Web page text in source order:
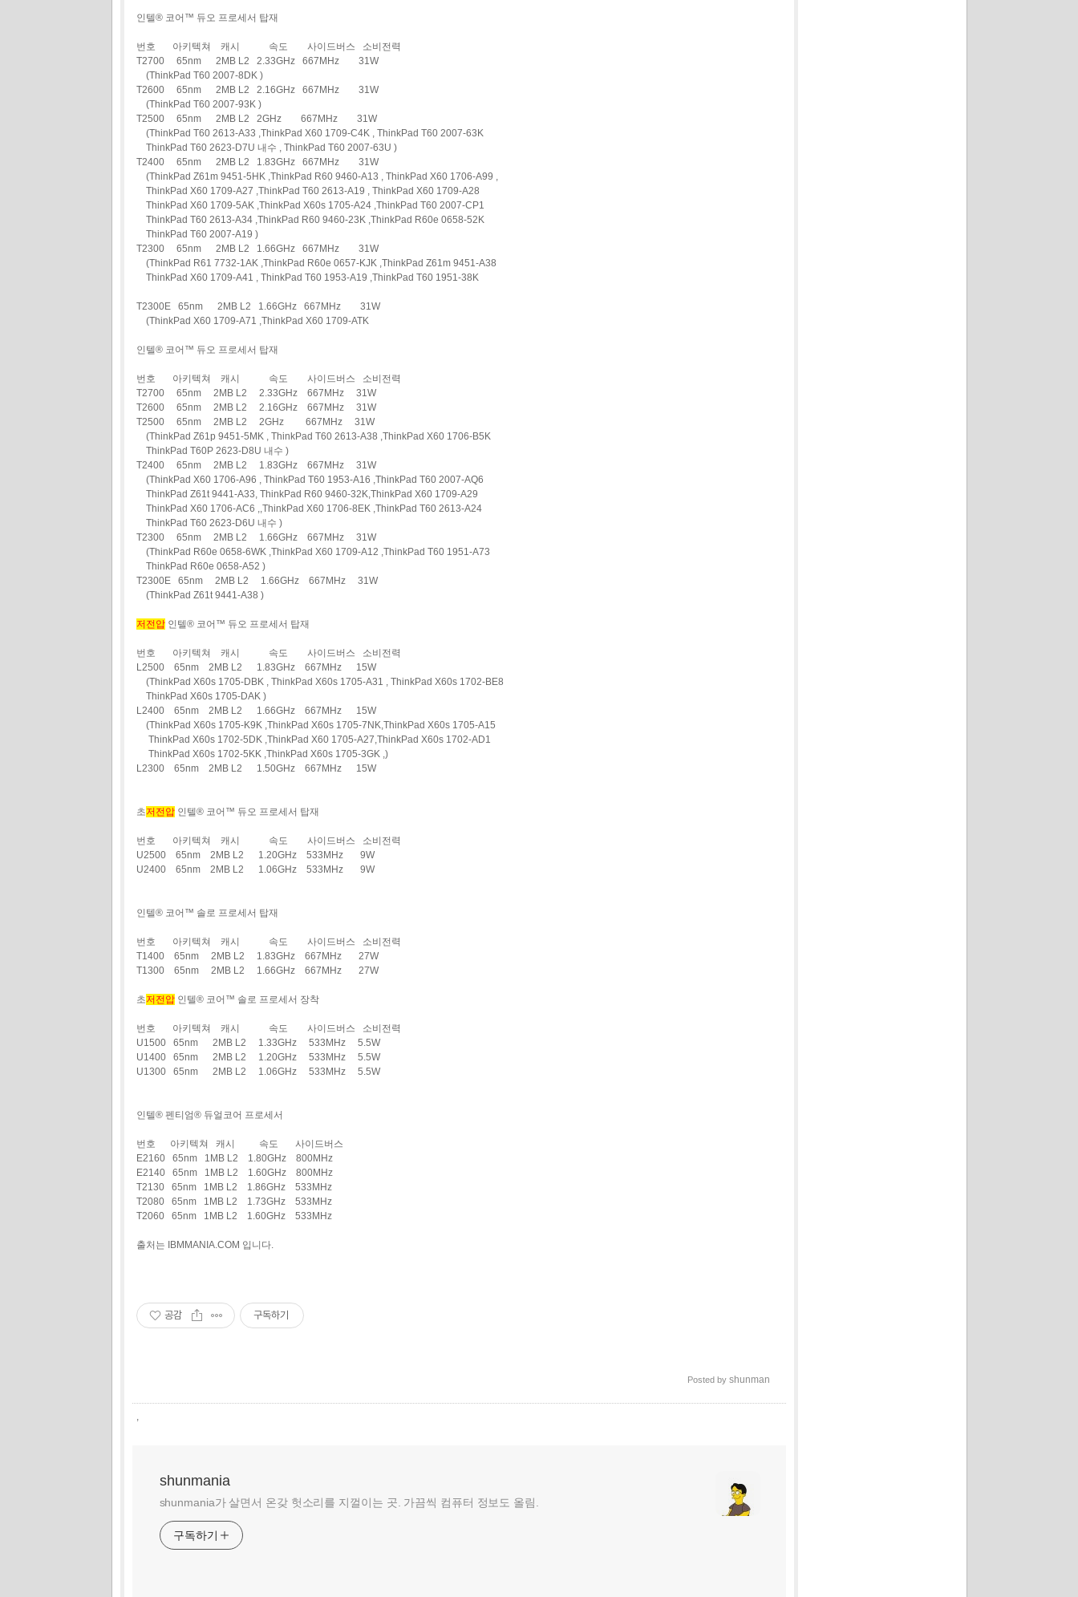
인텔® 코어™ 듀오 프로세서 탑재
번호 아키텍쳐 캐시 속도 사이드버스 소비전력
T2700 65nm 2MB L2 2.33GHz 667MHz 31W
(ThinkPad T60 2007-8DK )
T2600 65nm 2MB L2 2.16GHz 667MHz 31W
(ThinkPad T60 2007-93K )
T2500 65nm 2MB L2 2GHz 667MHz 31W
(ThinkPad T60 2613-A33 ,ThinkPad X60 1709-C4K , ThinkPad T60 2007-63K
ThinkPad T60 2623-D7U 내수 , ThinkPad T60 2007-63U )
T2400 65nm 2MB L2 1.83GHz 667MHz 31W
(ThinkPad Z61m 9451-5HK ,ThinkPad R60 9460-A13 , ThinkPad X60 1706-A99 ,
ThinkPad X60 1709-A27 ,ThinkPad T60 2613-A19 , ThinkPad X60 1709-A28
ThinkPad X60 1709-5AK ,ThinkPad X60s 1705-A24 ,ThinkPad T60 2007-CP1
ThinkPad T60 2613-A34 ,ThinkPad R60 9460-23K ,ThinkPad R60e 0658-52K
ThinkPad T60 2007-A19 )
T2300 65nm 2MB L2 1.66GHz 667MHz 31W
(ThinkPad R61 7732-1AK ,ThinkPad R60e 0657-KJK ,ThinkPad Z61m 9451-A38
ThinkPad X60 1709-A41 , ThinkPad T60 1953-A19 ,ThinkPad T60 1951-38K
T2300E 65nm 2MB L2 1.66GHz 667MHz 31W
(ThinkPad X60 1709-A71 ,ThinkPad X60 1709-ATK
인텔® 코어™ 듀오 프로세서 탑재
번호 아키텍쳐 캐시 속도 사이드버스 소비전력
T2700 65nm 2MB L2 2.33GHz 667MHz 31W
T2600 65nm 2MB L2 2.16GHz 667MHz 31W
T2500 65nm 2MB L2 2GHz 667MHz 31W
(ThinkPad Z61p 9451-5MK , ThinkPad T60 2613-A38 ,ThinkPad X60 1706-B5K
ThinkPad T60P 2623-D8U 내수 )
T2400 65nm 2MB L2 1.83GHz 667MHz 31W
(ThinkPad X60 1706-A96 , ThinkPad T60 1953-A16 ,ThinkPad T60 2007-AQ6
ThinkPad Z61t 9441-A33, ThinkPad R60 9460-32K,ThinkPad X60 1709-A29
ThinkPad X60 1706-AC6 ,,ThinkPad X60 1706-8EK ,ThinkPad T60 2613-A24
ThinkPad T60 2623-D6U 내수 )
T2300 65nm 2MB L2 1.66GHz 667MHz 31W
(ThinkPad R60e 0658-6WK ,ThinkPad X60 1709-A12 ,ThinkPad T60 1951-A73
ThinkPad R60e 0658-A52 )
T2300E 65nm 2MB L2 1.66GHz 667MHz 31W
(ThinkPad Z61t 9441-A38 )
저전압인텔® 코어™ 듀오 프로세서 탑재
번호 아키텍쳐 캐시 속도 사이드버스 소비전력
L2500 65nm 2MB L2 1.83GHz 667MHz 15W
(ThinkPad X60s 1705-DBK , ThinkPad X60s 1705-A31 , ThinkPad X60s 1702-BE8
ThinkPad X60s 1705-DAK )
L2400 65nm 2MB L2 1.66GHz 667MHz 15W
(ThinkPad X60s 1705-K9K ,ThinkPad X60s 1705-7NK,ThinkPad X60s 1705-A15
ThinkPad X60s 1702-5DK ,ThinkPad X60 1705-A27,ThinkPad X60s 1702-AD1
ThinkPad X60s 1702-5KK ,ThinkPad X60s 1705-3GK ,)
L2300 65nm 2MB L2 1.50GHz 667MHz 15W
초저전압인텔® 코어™ 듀오 프로세서 탑재
번호 아키텍쳐 캐시 속도 사이드버스 소비전력
U2500 65nm 2MB L2 1.20GHz 533MHz 9W
U2400 65nm 2MB L2 1.06GHz 533MHz 9W
인텔® 코어™ 솔로 프로세서 탑재
번호 아키텍쳐 캐시 속도 사이드버스 소비전력
T1400 65nm 2MB L2 1.83GHz 667MHz 27W
T1300 65nm 2MB L2 1.66GHz 667MHz 27W
초저전압인텔® 코어™ 솔로 프로세서 장착
번호 아키텍쳐 캐시 속도 사이드버스 소비전력
U1500 65nm 2MB L2 1.33GHz 533MHz 5.5W
U1400 65nm 2MB L2 1.20GHz 533MHz 5.5W
U1300 65nm 2MB L2 1.06GHz 533MHz 5.5W
인텔® 펜티엄® 듀얼코어 프로세서
번호 아키텍쳐 캐시 속도 사이드버스
E2160 65nm 1MB L2 1.80GHz 800MHz
E2140 65nm 1MB L2 1.60GHz 800MHz
T2130 65nm 1MB L2 1.86GHz 533MHz
T2080 65nm 1MB L2 1.73GHz 533MHz
T2060 65nm 1MB L2 1.60GHz 533MHz
출처는 IBMMANIA.COM 입니다.
공감 구독하기
Posted by shunman
shunmania
shunmania가 살면서 온갖 헛소리를 지껄이는 곳. 가끔씩 컴퓨터 정보도 올림.
구독하기